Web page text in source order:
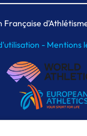
Meeting de Paris
MAIF Ekiden de
- Mentions